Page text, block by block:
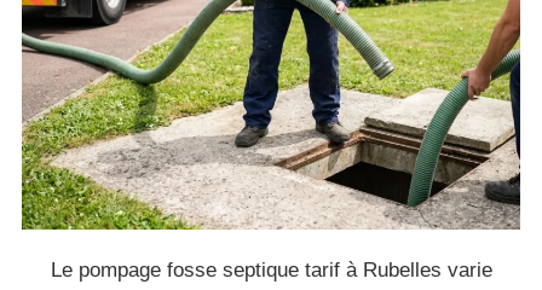
Le pompage fosse septique tarif à Rubelles varie